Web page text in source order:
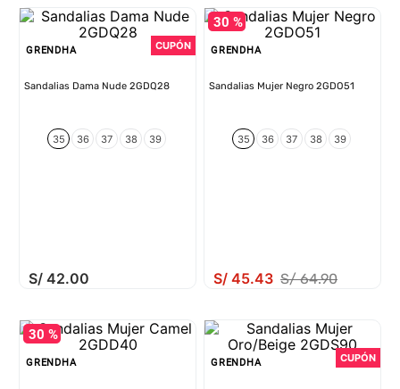
GRENDHA
Sandalias Dama Nude 2GDQ28
35 36 37 38 39
S/ 42.00
30 %
GRENDHA
Sandalias Mujer Negro 2GDO51
35 36 37 38 39
S/ 45.43 S/ 64.90
30 %
GRENDHA GRENDHA